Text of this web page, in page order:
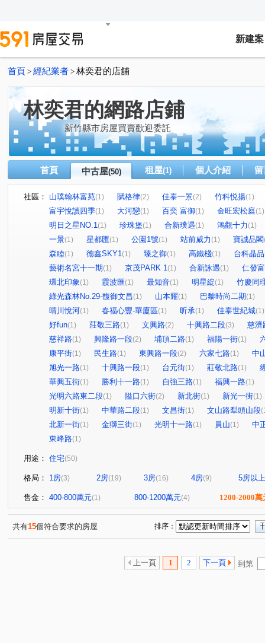
新建案
首頁 > 經紀業者 > 林奕君的店舖
林奕君的網路店鋪
新竹縣市房屋買賣歡迎委託
首頁 中古屋(50) 租屋(1) 個人介紹
社區： 山璞翰林富苑(1) 賦格律(2) 佳泰一景(2) 竹科悦揚(1)
富宇悅讀四季(1) 大河戀(1) 百奕 富御(1) 金旺宏松庭(1)
明日之星NO.1(1) 珍珠堡(1) 合新璞遇(1) 鴻觀十力(1)
一景(1) 星都匯(1) 公園1號(1) 站前威力(1) 寶誠品閣
森睦(1) 德鑫SKY1(1) 臻之御(1) 高鐵棧(1) 台科晶品
藝術名宮十一期(1) 京茂PARK 1(1) 合新詠遇(1)
仁發
環北印象(1) 霞波匯(1) 最知音(1) 明星綻(1)
竹慶同
綠光森林No.29-馥御文昌(1) 山本耀(1) 巴黎時尚二期(1)
晴川悅河(1) 春福心豐-華廈區(1) 昕承(1) 佳泰世紀城(1)
好fun(1) 莊敬三路(1) 文興路(2) 十興路二段(3)
慈濟
慈祥路(1) 興隆路一段(2) 埔頂二路(1) 福陽一街(1)
康平街(1) 民生路(1) 東興路一段(2) 六家七路(1)
中
旭光一路(1) 十興路一段(1) 台元街(1) 莊敬北路(1)
華興五街(1) 勝利十一路(1) 自強三路(1) 福興一路(1)
光明六路東二段(1) 隘口六街(2) 新北街(1) 新光一街(1)
明新十街(1) 中華路二段(1) 文昌街(1) 文山路犁頭山段
北新一街(1) 金獅三街(1) 光明十一路(1) 員山(1)
中
東峰路(1)
用途： 住宅(50)
格局： 1房(3) 2房(19) 3房(16) 4房(9) 5房以上
售金： 400-800萬元(1) 800-1200萬元(4) 1200-2000萬
共有15個符合要求的房屋 排序：
上一頁 1 2 下一頁 到第